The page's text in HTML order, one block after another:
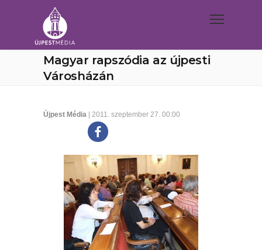
Magyar rapszódia az újpesti
Városházán
Újpest Média | 2011. szeptember 27. 00:00